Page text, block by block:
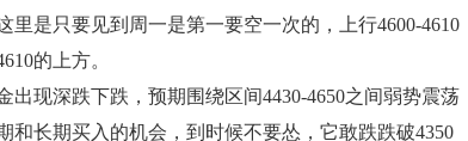
里是只要见到周一是第一要空一次的，上行4600-4610
的上方。
现深跌下跌，预期围绕区间4430-4650之间弱势震荡
和长期买入的机会，到时候不要怂，它敢跌跌破4350